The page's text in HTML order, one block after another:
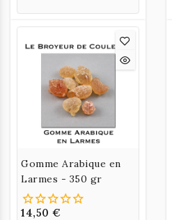
Gomme Arabique en
Larmes - 350 gr
14,50 €